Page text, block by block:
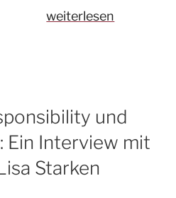
„Corporate
aus
unserem
Lunch
&
weiterlesen
und
Ein Interview mit
Starken